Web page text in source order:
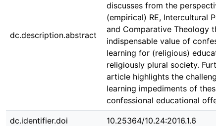
dc.description.abstract
discusses from the
(empirical) RE, Intercultural
and Comparative Theology
indispensable value of
learning for (religious)
religiously plural society.
article highlights the
learning impediments of these
confessional educational
dc.identifier.doi 10.25364/10.24:2016.1.6